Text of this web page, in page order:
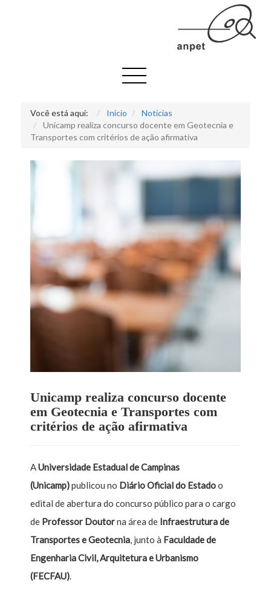
Você está aqui: Início
Notícias
Unicamp realiza concurso docente em Geotecnia e
Transportes com critérios de ação afirmativa
Unicamp realiza concurso docente
em Geotecnia e Transportes com
critérios de ação afirmativa
AUniversidade Estadual de Campinas
(Unicamp)publicou no Diário Oficial do Estadoo
edital de abertura do concurso público para o cargo
de Professor Doutorna área de Infraestrutura de
Transportes e Geotecnia, junto à Faculdade de
Engenharia Civil, Arquitetura e Urbanismo
(FECFAU).